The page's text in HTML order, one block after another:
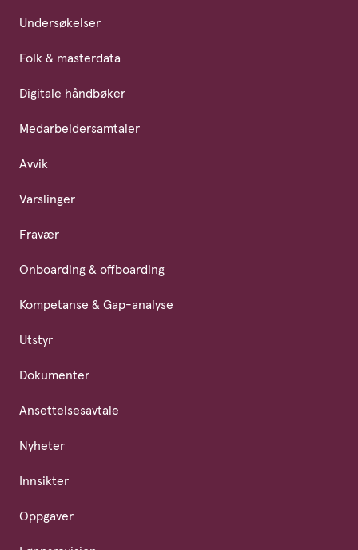
Undersøkelser
Folk & masterdata
Digitale håndbøker
Medarbeidersamtaler
Avvik
Varslinger
Fravær
Onboarding & offboarding
Kompetanse & Gap-analyse
Utstyr
Dokumenter
Ansettelsesavtale
Nyheter
Innsikter
Oppgaver